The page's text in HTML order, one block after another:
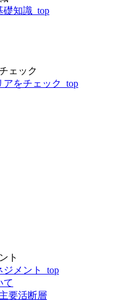
知識_top
ェック
をチェック_top
ト
メント_top
て
要活断層